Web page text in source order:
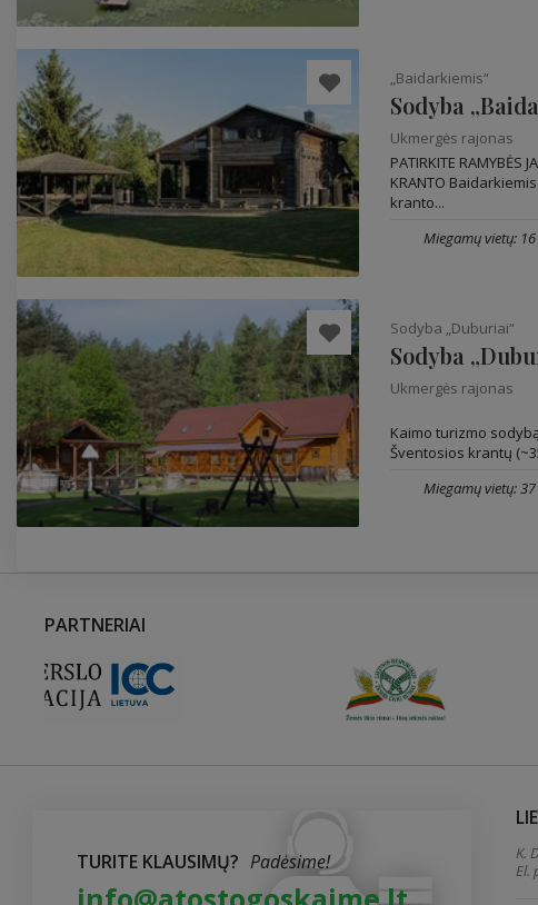
„Baidarkiemis“
Sodyba
Ukmergės rajonas
PATIRKITE RAMYBĖS
KRANTO
kranto...
Miegamų vietų: 16
Sodyba „Duburiai“
Sodyba
Ukmergės rajonas
Kaimo turizmo
Šventosios krantų
Miegamų vietų: 37
PARTNERIAI
TURITE KLAUSIMŲ? Padėsime!
K.
El.